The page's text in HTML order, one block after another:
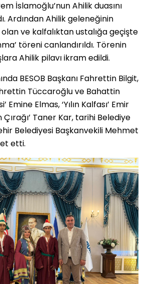
İslamoğlu’nun Ahilik duasını
Ardından Ahilik geleneğinin
ve kalfalıktan ustalığa geçişte
töreni canlandırıldı. Törenin
Ahilik pilavı ikram edildi.
BESOB Başkanı Fahrettin Bilgit,
Tüccaroğlu ve Bahattin
Emine Elmas, ‘Yılın Kalfası’ Emir
Çırağı’ Taner Kar, tarihi Belediye
Belediyesi Başkanvekili Mehmet
etti.